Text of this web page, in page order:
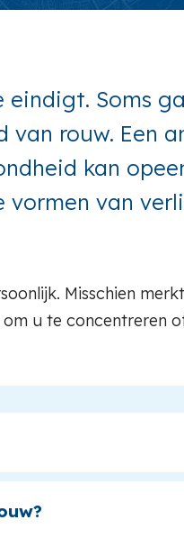
eindigt. Soms
rouw. Een
kan
van
Misschien
u te concentreren